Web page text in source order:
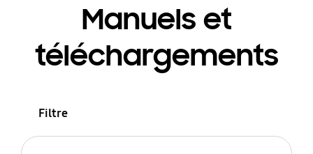
Manuels et
téléchargements
Filtre